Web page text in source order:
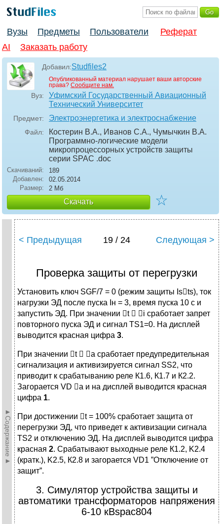
Вузы Предметы Пользователи
Реферат
AI
Заказать работу
Добавил:Studfiles2
Опубликованный материал нарушает ваши авторские
права? Сообщите нам.
Вуз:
Уфимский Государственный Авиационный
Технический Университет
Предмет: Электроэнергетика и электроснабжение
Файл:
Костерин В.А., Иванов С.А., Чумычкин В.А.
Программно-логические модели
микропроцессорных устройств защиты
серии SPAC .doc
Скачиваний:
189
Добавлен:
02.05.2014
Размер:
2 Мб
Скачать ☆
►Содержание►
< Предыдущая 19 / 24 Следующая >
Проверка защиты от перегрузки
Установить ключ SGF/7 = 0 (режим защиты Ists), ток
нагрузки ЭД после пуска Iн = 3, время пуска 10 с и
запустить ЭД. При значении t  i сработает запрет
повторного пуска ЭД и сигнал TS1=0. На дисплей
выводится красная цифра 3.
При значении t  а сработает предупредительная
сигнализация и активизируется сигнал SS2, что
приводит к срабатыванию реле К1.6, К1.7 и К2.2.
Загорается VD а и на дисплей выводится красная
цифра 1.
При достижении t = 100% сработает защита от
перегрузки ЭД, что приведет к активизации сигнала
TS2 и отключению ЭД. На дисплей выводится цифра
красная 2. Срабатывают выходные реле К1.2, K2.4
(кратк.), K2.5, К2.8 и загорается VD1 ”Отключение от
защит”.
3. Симулятор устройства защиты и
автоматики трансформаторов напряжения
6-10 кВspac804